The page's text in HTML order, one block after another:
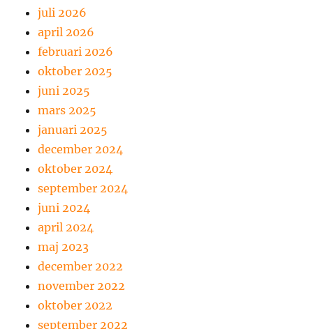
juli 2026
april 2026
februari 2026
oktober 2025
juni 2025
mars 2025
januari 2025
december 2024
oktober 2024
september 2024
juni 2024
april 2024
maj 2023
december 2022
november 2022
oktober 2022
september 2022